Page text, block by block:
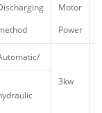
Motor
Power
3kw